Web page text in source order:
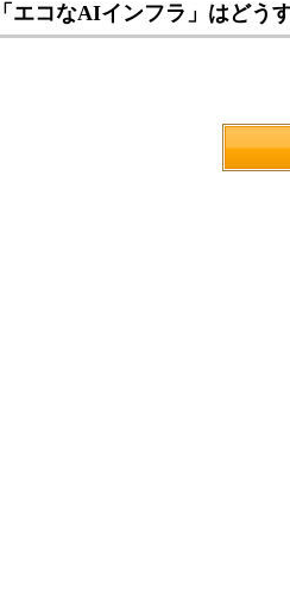
「エコなAIインフラ」はどう